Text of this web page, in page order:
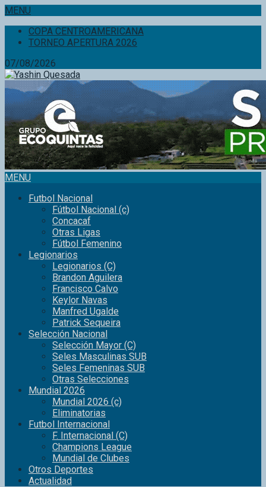
MENU
COPA CENTROAMERICANA
TORNEO APERTURA 2026
07/08/2026
MENU
Futbol Nacional
Fútbol Nacional (c)
Concacaf
Otras Ligas
Fútbol Femenino
Legionarios
Legionarios (C)
Brandon Aguilera
Francisco Calvo
Keylor Navas
Manfred Ugalde
Patrick Sequeira
Selección Nacional
Selección Mayor (C)
Seles Masculinas SUB
Seles Femeninas SUB
Otras Selecciones
Mundial 2026
Mundial 2026 (c)
Eliminatorias
Futbol Internacional
F. Internacional (C)
Champions League
Mundial de Clubes
Otros Deportes
Actualidad